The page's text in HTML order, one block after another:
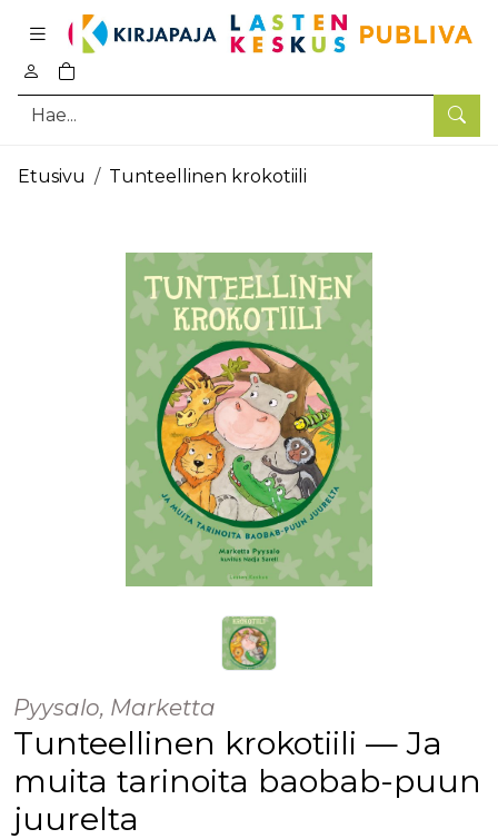
Hae
0
tuotetta ostoskorissa
Pääsisältö
Etusivu Tunteellinen krokotiili
Pyysalo, Marketta
Tunteellinen krokotiili — Ja
muita tarinoita baobab-puun
juurelta